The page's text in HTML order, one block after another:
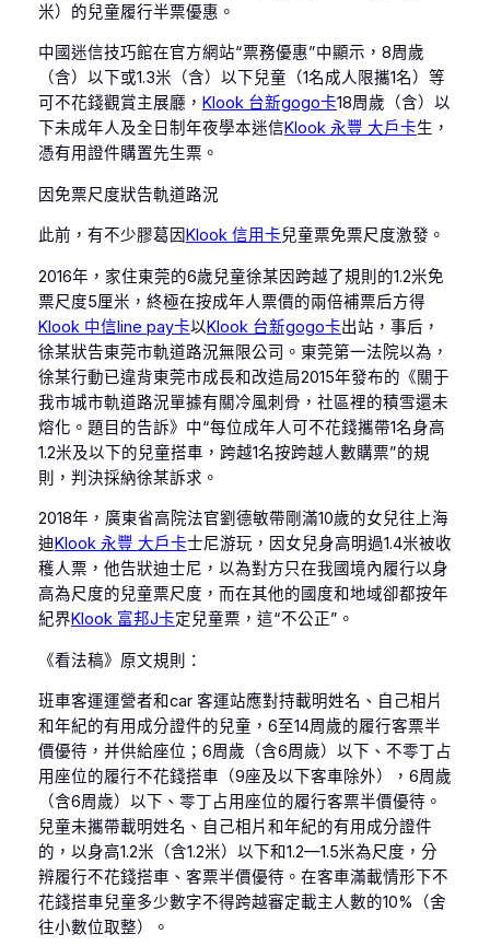
米）的兒童履行半票優惠。
中國迷信技巧館在官方網站“票務優惠”中顯示，8周歲
（含）以下或1.3米（含）以下兒童（1名成人限攜1名）等
可不花錢觀賞主展廳， Klook 台新gogo卡18周歲（含）以
下未成年人及全日制年夜學本迷信Klook 永豐 大戶卡生，
憑有用證件購置先生票。
因免票尺度狀告軌道路況
此前，有不少膠葛因Klook 信用卡兒童票免票尺度激發。
2016年，家住東莞的6歲兒童徐某因跨越了規則的1.2米免
票尺度5厘米，終極在按成年人票價的兩倍補票后方得
Klook 中信line pay卡以Klook 台新gogo卡出站，事后，
徐某狀告東莞市軌道路況無限公司。東莞第一法院以為，
徐某行動已違背東莞市成長和改造局2015年發布的《關于
我市城市軌道路況單據有關冷風刺骨，社區裡的積雪還未
熔化。題目的告訴》中“每位成年人可不花錢攜帶1名身高
1.2米及以下的兒童搭車，跨越1名按跨越人數購票”的規
則，判決採納徐某訴求。
2018年，廣東省高院法官劉德敏帶剛滿10歲的女兒往上海
迪 Klook 永豐 大戶卡士尼游玩，因女兒身高明過1.4米被收
穫人票，他告狀迪士尼，以為對方只在我國境內履行以身
高為尺度的兒童票尺度，而在其他的國度和地域卻都按年
紀界Klook 富邦J卡定兒童票，這“不公正”。
《看法稿》原文規則：
班車客運運營者和car 客運站應對持載明姓名、自己相片
和年紀的有用成分證件的兒童，6至14周歲的履行客票半
價優待，并供給座位；6周歲（含6周歲）以下、不零丁占
用座位的履行不花錢搭車（9座及以下客車除外），6周歲
（含6周歲）以下、零丁占用座位的履行客票半價優待。
兒童未攜帶載明姓名、自己相片和年紀的有用成分證件
的，以身高1.2米（含1.2米）以下和1.2—1.5米為尺度，分
辨履行不花錢搭車、客票半價優待。在客車滿載情形下不
花錢搭車兒童多少數字不得跨越審定載主人數的10%（舍
往小數位取整）。